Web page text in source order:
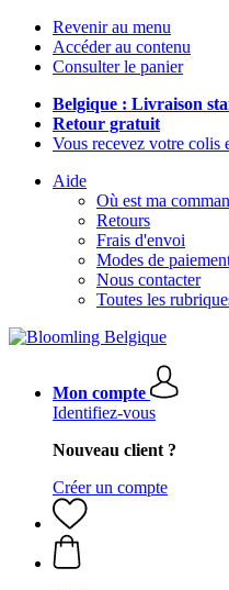
Revenir au menu
Accéder au contenu
Consulter le panier
Belgique : Livraison
Retour gratuit
Vous recevez votre colis
Aide
Où est ma
Retours
Frais d'envoi
Modes de
Nous contacter
Toutes les
Mon compte
Identifiez-vous
Nouveau client ?
Créer un compte